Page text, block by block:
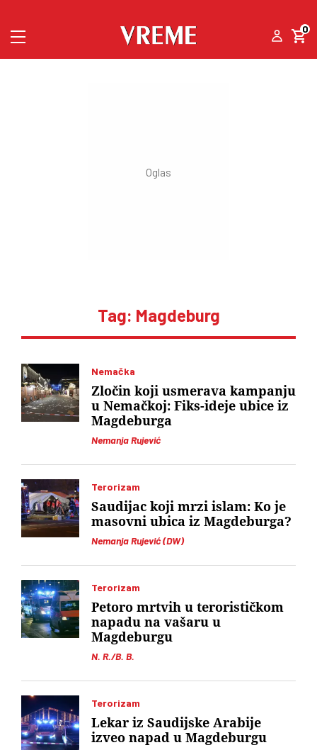
0
Tag: Magdeburg
Nemačka
Nemanja Rujević
Zločin koji usmerava kampanju
u Nemačkoj: Fiks-ideje ubice iz
Magdeburga
Terorizam
Nemanja Rujević (DW)
Saudijac koji mrzi islam: Ko je
masovni ubica iz Magdeburga?
Terorizam
N. R./B. B.
Petoro mrtvih u terorističkom
napadu na vašaru u
Magdeburgu
Terorizam
Lekar iz Saudijske Arabije
izveo napad u Magdeburgu